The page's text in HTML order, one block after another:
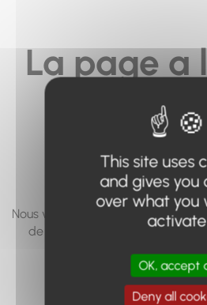
La page a
vous
accéder
pas... ou
Nous vous invitons à utiliser le
de page, ou à utiliser le menu
Retour à
This site uses
and gives you
over what you
activate
OK, accept
Deny all